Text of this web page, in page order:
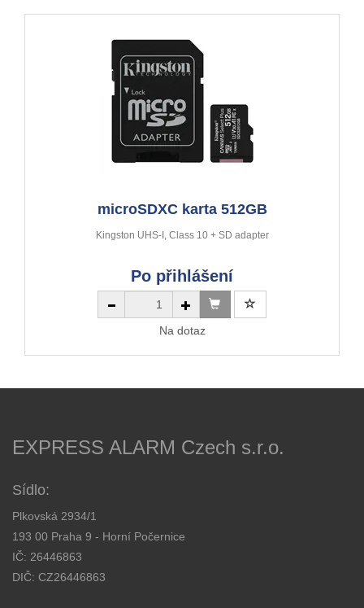
microSDXC karta 512GB
Kingston UHS-I, Class 10 + SD adapter
Po přihlášení
Na dotaz
EXPRESS ALARM Czech s.r.o.
Sídlo:
Plkovská 2934/1
193 00 Praha 9 - Horní Počernice
IČ: 26446863
DIČ: CZ26446863